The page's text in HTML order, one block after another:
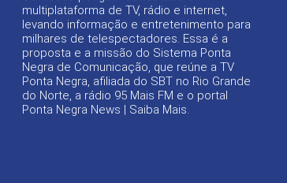
multiplataforma de TV, rádio e internet,
levando informação e entretenimento para
milhares de telespectadores. Essa é a
proposta e a missão do Sistema Ponta
Negra de Comunicação, que reúne a TV
Ponta Negra, afiliada do SBT no Rio Grande
do Norte, a rádio 95 Mais FM e o portal
Ponta Negra News | Saiba Mais.